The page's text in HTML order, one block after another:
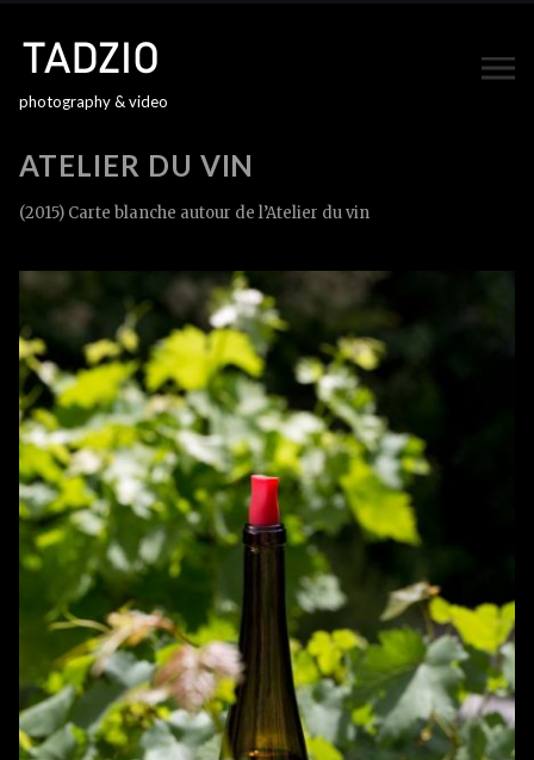
photography & video
ATELIER DU VIN
(2015) Carte blanche autour de l’Atelier du vin